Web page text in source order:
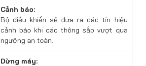
Cảnh báo:
Bộ điều khiển sẽ đưa ra các tín hiệu
cảnh báo khi các thông sắp vượt qua
ngưỡng an toàn.
Dừng máy: